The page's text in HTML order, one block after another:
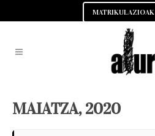
MATRIKULAZIOAK
MAIATZA, 2020